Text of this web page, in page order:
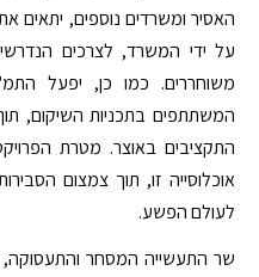
האסיר ומשרדים נוספים, יתאים
על ידי המשרד, לצרכים
משוחררים. כמו כן, יפעל
המשתתפים בתכניות השיקום,
התקציבים באוצר. מטרת
אוכלוסייה זו, תוך צמצום
לעולם הפשע.
שר התעשייה המסחר